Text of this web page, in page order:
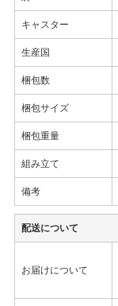
キャスター
生産国
梱包数
梱包サイズ
梱包重量
組み立て
備考
配送について
お届けについて